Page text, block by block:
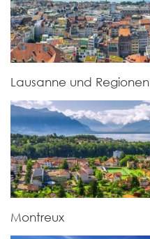
Lausanne und Regionen
Montreux